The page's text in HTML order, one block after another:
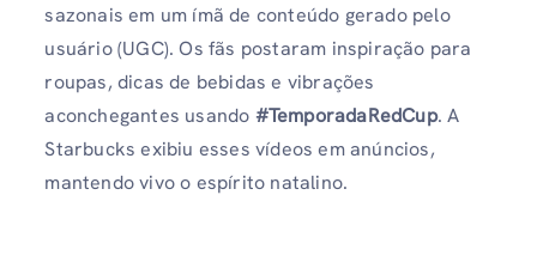
sazonais em um ímã de conteúdo gerado pelo
usuário (UGC). Os fãs postaram inspiração para
roupas, dicas de bebidas e vibrações
aconchegantes usando #TemporadaRedCup. A
Starbucks exibiu esses vídeos em anúncios,
mantendo vivo o espírito natalino.